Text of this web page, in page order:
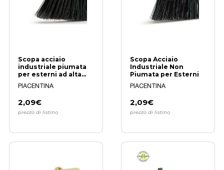
Scopa acciaio
industriale piumata
per esterni ad alta
PIACENTINA
2,09€
prezzo di listino
Scopa Acciaio
Industriale Non
Piumata per Esterni
PIACENTINA
2,09€
prezzo di listino